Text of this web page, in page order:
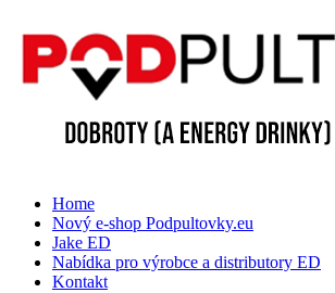
Home
Nový e-shop Podpultovky.eu
Jake ED
Nabídka pro výrobce a distributory ED
Kontakt